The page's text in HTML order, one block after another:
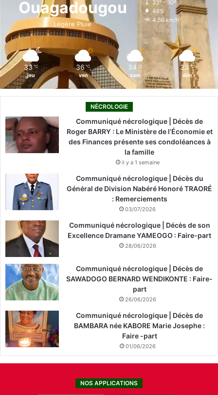
o
k
i
n
r
Ouagadougou
Légère Pluie
33º - 30º
46%
4.56 km/h
33 ℃
jeu
36 ℃
ven
34 ℃
sam
33 ℃
dim
NÉCROLOGIE
Communiqué nécrologique | Décès de
Roger BARRY : Le Ministère de l’Économie et
des Finances présente ses condoléances à
la famille
il y a 1 semaine
Communiqué nécrologique | Décès du
Général de Division Nabéré Honoré TRAORÉ
: Remerciements
03/07/2026
Communiqué nécrologique | Décès de son
Excellence Dramane YAMEOGO : Faire-part
28/06/2026
Communiqué nécrologique | Décès de
SAWADOGO BERNARD WENDIKONTE : Faire-
part
26/06/2026
Communiqué nécrologique | Décès de
BAMBARA née KABORE Marie Josephe :
Faire -part
01/06/2026
NOS APPLICATIONS